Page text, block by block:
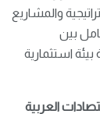
والمشاريع
بين
بيئة استثمارية
العربية